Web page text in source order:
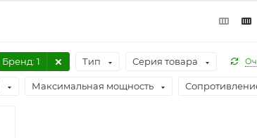
Бренд: 1 Тип Серия товара
Максимальная мощность